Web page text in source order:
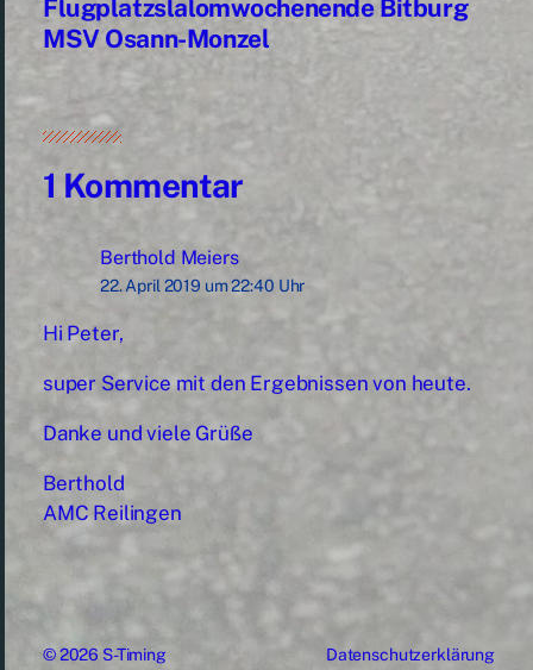
Flugplatzslalomwochenende Bitburg
MSV Osann-Monzel
1 Kommentar
Berthold Meiers
22. April 2019 um 22:40 Uhr
Hi Peter,
super Service mit den Ergebnissen von heute.
Danke und viele Grüße
Berthold
AMC Reilingen
© 2026 S-Timing Datenschutzerklärung